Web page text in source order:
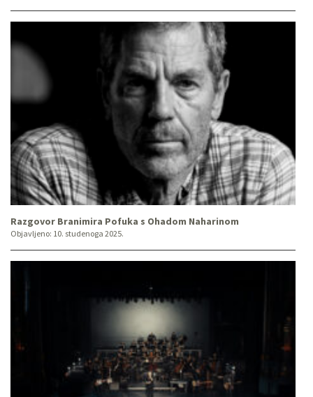
Razgovor Branimira Pofuka s Ohadom Naharinom
Objavljeno: 10. studenoga 2025.